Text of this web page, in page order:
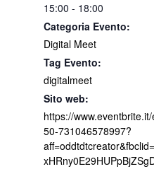
15:00 - 18:00
Categoria Evento:
Digital Meet
Tag Evento:
digitalmeet
Sito web:
https://
50-731046578997?